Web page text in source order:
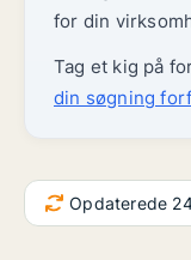
for din
Tag et kig på
din søgning
Opdaterede